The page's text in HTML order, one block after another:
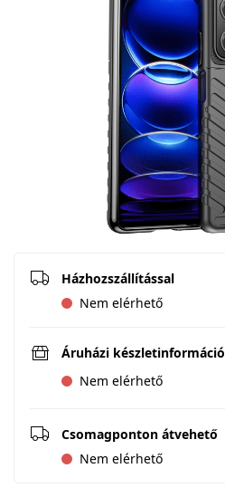
Házhozszállítással
Nem elérhető
Áruházi készletinformáció
Nem elérhető
Csomagponton átvehető
Nem elérhető